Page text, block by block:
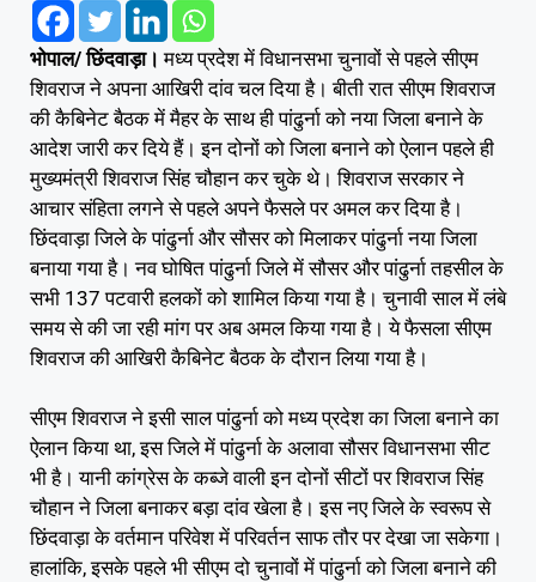
भोपाल/ छिंदवाड़ा। मध्य प्रदेश में विधानसभा चुनावों से पहले सीएम
शिवराज ने अपना आखिरी दांव चल दिया है। बीती रात सीएम शिवराज
की कैबिनेट बैठक में मैहर के साथ ही पांढुर्ना को नया जिला बनाने के
आदेश जारी कर दिये हैं। इन दोनों को जिला बनाने को ऐलान पहले ही
मुख्यमंत्री शिवराज सिंह चौहान कर चुके थे। शिवराज सरकार ने
आचार संहिता लगने से पहले अपने फैसले पर अमल कर दिया है।
छिंदवाड़ा जिले के पांढुर्ना और सौसर को मिलाकर पांढुर्ना नया जिला
बनाया गया है। नव घोषित पांढुर्ना जिले में सौसर और पांढुर्ना तहसील के
सभी 137 पटवारी हलकों को शामिल किया गया है। चुनावी साल में लंबे
समय से की जा रही मांग पर अब अमल किया गया है। ये फैसला सीएम
शिवराज की आखिरी कैबिनेट बैठक के दौरान लिया गया है।
सीएम शिवराज ने इसी साल पांढुर्ना को मध्य प्रदेश का जिला बनाने का
ऐलान किया था, इस जिले में पांढुर्ना के अलावा सौसर विधानसभा सीट
भी है। यानी कांग्रेस के कब्जे वाली इन दोनों सीटों पर शिवराज सिंह
चौहान ने जिला बनाकर बड़ा दांव खेला है। इस नए जिले के स्वरूप से
छिंदवाड़ा के वर्तमान परिवेश में परिवर्तन साफ तौर पर देखा जा सकेगा।
हालांकि, इसके पहले भी सीएम दो चुनावों में पांढुर्ना को जिला बनाने की